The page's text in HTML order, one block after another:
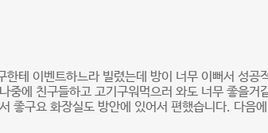
한테 이벤트하느라 빌렸는데 방이 너무 이뻐서 성
중에 친구들하고 고기구워먹으러 와도 너무 좋을
좋구요 화장실도 방안에 있어서 편했습니다. 다음